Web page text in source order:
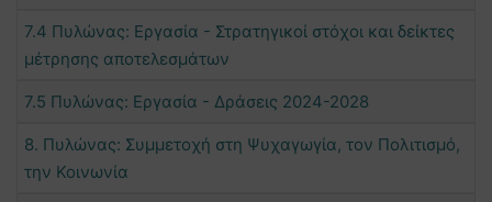
7.4 Πυλώνας: Εργασία - Στρατηγικοί στόχοι και δείκτες
μέτρησης αποτελεσμάτων
7.5 Πυλώνας: Εργασία - Δράσεις 2024-2028
8. Πυλώνας: Συμμετοχή στη Ψυχαγωγία, τον Πολιτισμό,
την Κοινωνία